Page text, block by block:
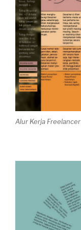
Alur Kerja Freelancer